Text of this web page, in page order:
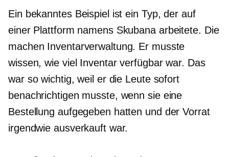
Ein bekanntes Beispiel ist ein Typ, der auf
einer Plattform namens Skubana arbeitete. Die
machen Inventarverwaltung. Er musste
wissen, wie viel Inventar verfügbar war. Das
war so wichtig, weil er die Leute sofort
benachrichtigen musste, wenn sie eine
Bestellung aufgegeben hatten und der Vorrat
irgendwie ausverkauft war.